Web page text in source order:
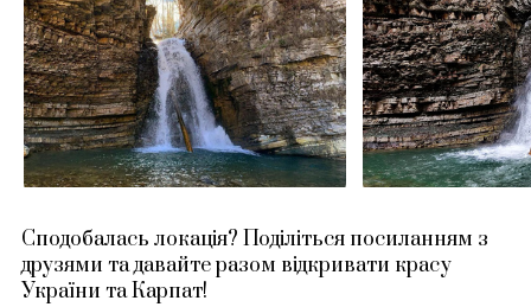
Сподобалась локація? Поділіться посиланням з
друзями та давайте разом відкривати красу
України та Карпат!